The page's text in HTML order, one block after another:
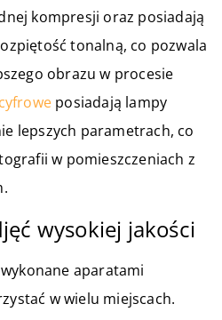
kompresji oraz posiadają
tonalną, co pozwala
obrazu w procesie
posiadają lampy
lepszych parametrach, co
w pomieszczeniach z
wysokiej jakości
aparatami
w wielu miejscach.